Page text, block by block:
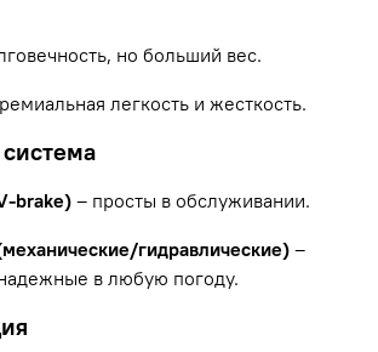
но больший вес.
легкость и жесткость.
brake) – просты в обслуживании.
гидравлические) –
в любую погоду.